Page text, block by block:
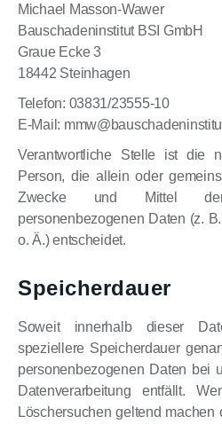
Michael Masson-Wawer
Bauschadeninstitut BSI GmbH
Graue Ecke 3
18442 Steinhagen
Telefon: 03831/23555-10
E-Mail:
Verantwortliche Stelle ist die
Person, die allein oder
Zwecke und Mittel
personenbezogenen Daten (z.
o. Ä.) entscheidet.
Speicherdauer
Soweit innerhalb dieser
speziellere Speicherdauer
personenbezogenen Daten bei
Datenverarbeitung entfällt.
Löschersuchen geltend